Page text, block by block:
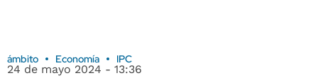
ámbito Economía IPC
24 de mayo 2024 - 13:36